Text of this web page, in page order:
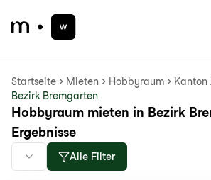
Startseite Mieten Hobbyraum
Kanton
Bezirk Bremgarten
Hobbyraum mieten in Bezirk
Ergebnisse
Alle Filter